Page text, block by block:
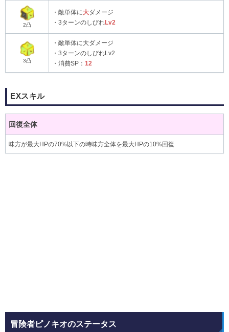
2凸
・敵単体に大ダメージ
・3ターンのしびれLv2
3凸
・敵単体に大ダメージ
・3ターンのしびれLv2
・消費SP： 12
EXスキル
回復全体
味方が最大HPの70%以下の時味方全体を最大HPの10%回復
冒険者ピノキオのステータス